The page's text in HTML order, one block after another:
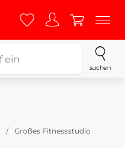
suchen
Großes Fitnessstudio